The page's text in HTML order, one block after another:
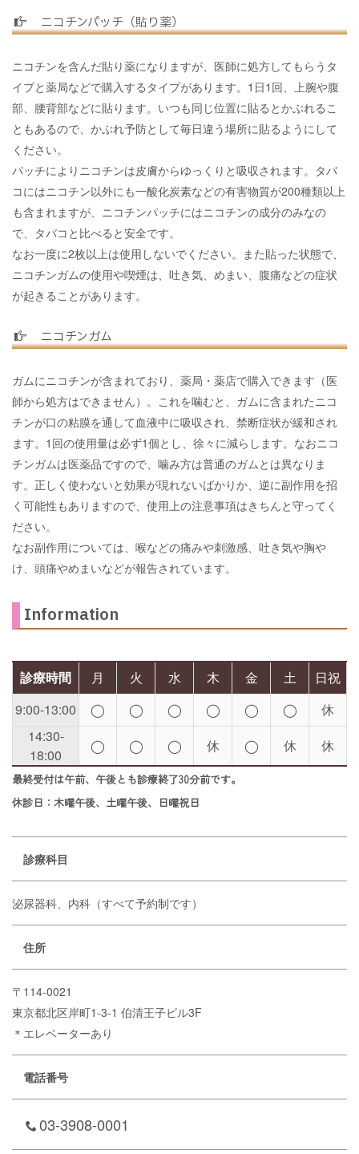
ニコチンパッチ（貼り薬）
ニコチンを含んだ貼り薬になりますが、医師に処方してもらうタ
イプと薬局などで購入するタイプがあります。1日1回、上腕や腹
部、腰背部などに貼ります。いつも同じ位置に貼るとかぶれるこ
ともあるので、かぶれ予防として毎日違う場所に貼るようにして
ください。
パッチによりニコチンは皮膚からゆっくりと吸収されます。タバ
コにはニコチン以外にも一酸化炭素などの有害物質が200種類以上
も含まれますが、ニコチンパッチにはニコチンの成分のみなの
で、タバコと比べると安全です。
なお一度に2枚以上は使用しないでください。また貼った状態で、
ニコチンガムの使用や喫煙は、吐き気、めまい、腹痛などの症状
が起きることがあります。
ニコチンガム
ガムにニコチンが含まれており、薬局・薬店で購入できます（医
師から処方はできません）。これを噛むと、ガムに含まれたニコ
チンが口の粘膜を通して血液中に吸収され、禁断症状が緩和され
ます。1回の使用量は必ず1個とし、徐々に減らします。なおニコ
チンガムは医薬品ですので、噛み方は普通のガムとは異なりま
す。正しく使わないと効果が現れないばかりか、逆に副作用を招
く可能性もありますので、使用上の注意事項はきちんと守ってく
ださい。
なお副作用については、喉などの痛みや刺激感、吐き気や胸や
け、頭痛やめまいなどが報告されています。
Information
診療時間 月 火 水 木 金 土
日祝
9:00-13:00
◯ ◯ ◯ ◯ ◯ ◯
休
14:30-
18:00
◯ ◯ ◯ 休 ◯ 休 休
最終受付は午前、午後とも診療終了30分前です。
休診日：木曜午後、土曜午後、日曜祝日
診療科目
泌尿器科、内科（すべて予約制です）
住所
〒114-0021
東京都北区岸町1-3-1 伯清王子ビル3F
＊エレベーターあり
電話番号
03-3908-0001